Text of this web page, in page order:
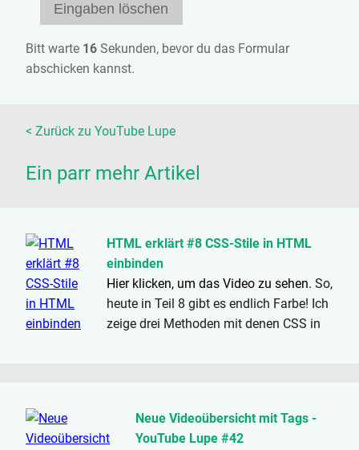
Bitt warte 15 Sekunden, bevor du das Formular
abschicken kannst.
< Zurück zu YouTube Lupe
Ein parr mehr Artikel
HTML erklärt #8 CSS-Stile in HTML
einbinden
Hier klicken, um das Video zu sehen. So,
heute in Teil 8 gibt es endlich Farbe! Ich
zeige drei Methoden mit denen CSS in
Neue Videoübersicht mit Tags -
YouTube Lupe #42